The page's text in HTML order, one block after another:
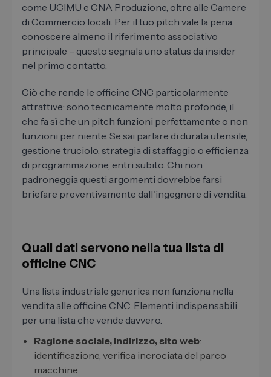
come UCIMU e CNA Produzione, oltre alle Camere
di Commercio locali. Per il tuo pitch vale la pena
conoscere almeno il riferimento associativo
principale – questo segnala uno status da insider
nel primo contatto.
Ciò che rende le officine CNC particolarmente
attrattive: sono tecnicamente molto profonde, il
che fa sì che un pitch funzioni perfettamente o non
funzioni per niente. Se sai parlare di durata utensile,
gestione truciolo, strategia di staffaggio o efficienza
di programmazione, entri subito. Chi non
padroneggia questi argomenti dovrebbe farsi
briefare preventivamente dall'ingegnere di vendita.
Quali dati servono nella tua lista di
officine CNC
Una lista industriale generica non funziona nella
vendita alle officine CNC. Elementi indispensabili
per una lista che vende davvero.
Ragione sociale, indirizzo, sito web:
identificazione, verifica incrociata del parco
macchine